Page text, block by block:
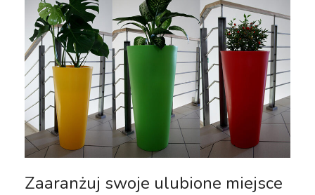
Zaaranżuj swoje ulubione miejsce